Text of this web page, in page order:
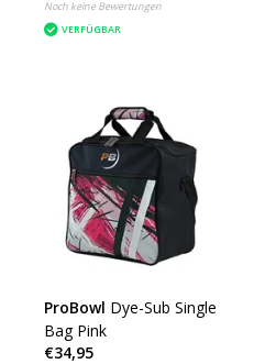
Noch keine Bewertungen
VERFÜGBAR
ProBowl Dye-Sub Single
Bag Pink
€34,95